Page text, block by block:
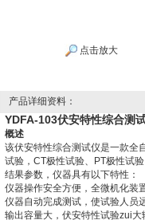
点击放大
产品详细资料：
YDFA-103伏安特性综合测
概述
该伏安特性综合测试仪是一款全
试验，CT极性试验、PT极性试
结果参数，仪器具有以下特性：
仪器操作安全方便，全微机化装
仪器自动完成测试，使试验人员
输出容量大，伏安特性试验zui